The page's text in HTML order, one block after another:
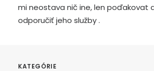
mi neostava nič ine, len poďakovat
odporučiť jeho služby .
KATEGÓRIE